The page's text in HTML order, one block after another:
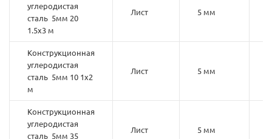
углеродистая
сталь 5мм 20
1.5х3 м
Лист 5 мм
Конструкционная
углеродистая
сталь 5мм 10 1х2
м
Лист 5 мм
Конструкционная
углеродистая
сталь 5мм 35
Лист 5 мм